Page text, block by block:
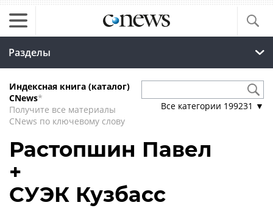
Разделы
Индексная книга (каталог)
CNews*
Получите все материалы
CNews по ключевому слову
Все категории 199231 ▼
Растопшин Павел
+
СУЭК Кузбасс